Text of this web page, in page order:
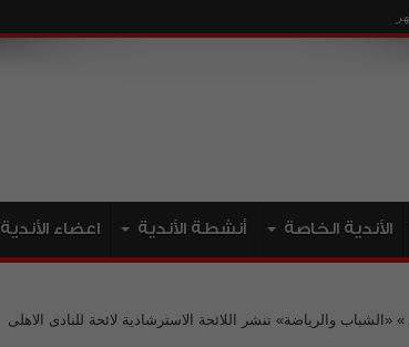
الأندية الخاصة أنشطة الأندية اعضاء الأندية
» «الشباب والرياضة» تنشر اللائحة الاسترشادية لائحة للنادى الاهلى